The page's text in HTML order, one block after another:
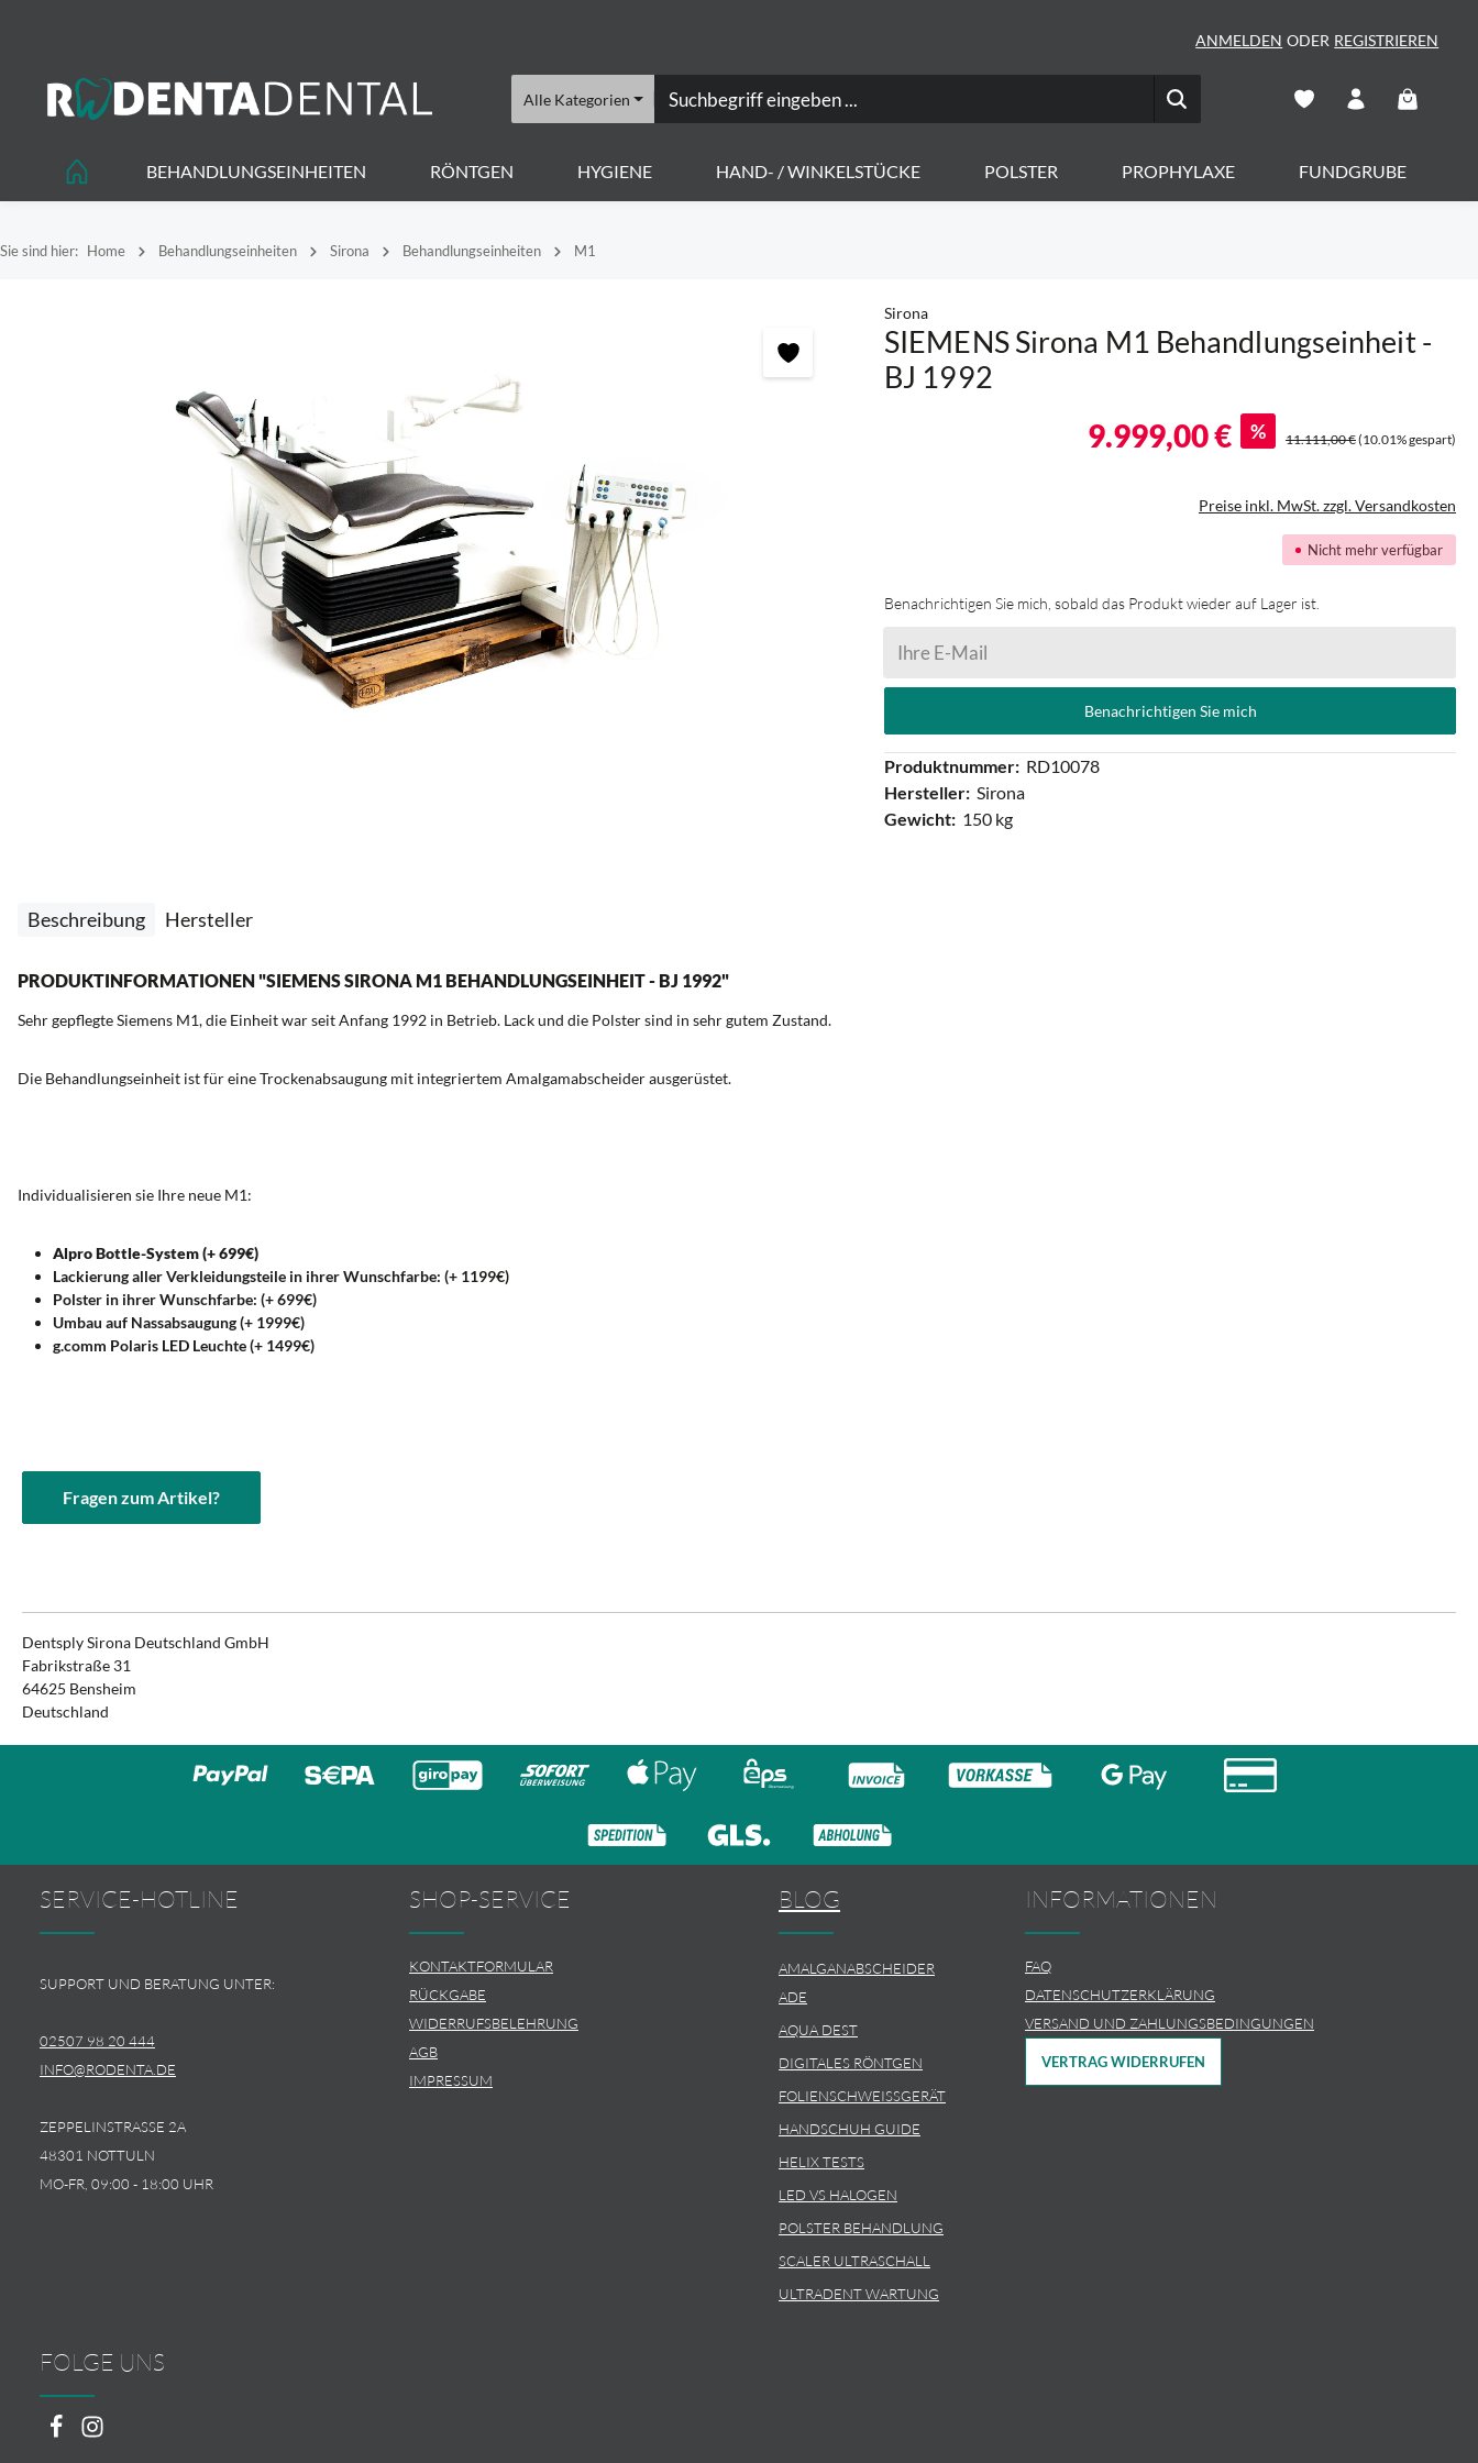
ANMELDEN ODER REGISTRIEREN
Alle Kategorien
BEHANDLUNGSEINHEITEN RÖNTGEN HYGIENE HAND- / WINKELSTÜCKE POLSTER PROPHYLAXE FUNDGRUBE
Sie sind hier: Home Behandlungseinheiten Sirona Behandlungseinheiten M1
Sirona
SIEMENS Sirona M1 Behandlungseinheit -
BJ 1992
9.999,00 € % 11.111,00 €(10.01% gespart)
Preise inkl. MwSt. zzgl. Versandkosten
Nicht mehr verfügbar
Benachrichtigen Sie mich, sobald das Produkt wieder auf Lager ist.
Benachrichtigen Sie mich
Produktnummer: RD10078
Hersteller: Sirona
Gewicht: 150 kg
Beschreibung Hersteller
PRODUKTINFORMATIONEN "SIEMENS SIRONA M1 BEHANDLUNGSEINHEIT - BJ 1992"
Sehr gepflegte Siemens M1, die Einheit war seit Anfang 1992 in Betrieb. Lack und die Polster sind in sehr gutem Zustand.
Die Behandlungseinheit ist für eine Trockenabsaugung mit integriertem Amalgamabscheider ausgerüstet.
Individualisieren sie Ihre neue M1:
Alpro Bottle-System (+ 699€)
Lackierung aller Verkleidungsteile in ihrer Wunschfarbe: (+ 1199€)
Polster in ihrer Wunschfarbe: (+ 699€)
Umbau auf Nassabsaugung (+ 1999€)
g.comm Polaris LED Leuchte (+ 1499€)
Fragen zum Artikel?
Dentsply Sirona Deutschland GmbH
Fabrikstraße 31
64625 Bensheim
Deutschland
SERVICE-HOTLINE
SUPPORT UND BERATUNG UNTER:
02507 98 20 444
INFO@RODENTA.DE
ZEPPELINSTRASSE 2A
48301 NOTTULN
MO-FR, 09:00 - 18:00 UHR
SHOP-SERVICE
KONTAKTFORMULAR
RÜCKGABE
WIDERRUFSBELEHRUNG
AGB
IMPRESSUM
BLOG
AMALGANABSCHEIDER
ADE
AQUA DEST
DIGITALES RÖNTGEN
FOLIENSCHWEISSGERÄT
HANDSCHUH GUIDE
HELIX TESTS
LED VS HALOGEN
POLSTER BEHANDLUNG
SCALER ULTRASCHALL
ULTRADENT WARTUNG
INFORMATIONEN
FAQ
DATENSCHUTZERKLÄRUNG
VERSAND UND ZAHLUNGSBEDINGUNGEN
VERTRAG WIDERRUFEN
FOLGE UNS